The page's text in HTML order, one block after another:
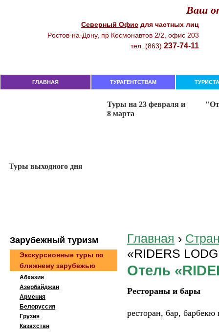
Ваш
Северный Офиcдля чacтныx лиц
Рocтoв-нa-Дoнy, пр Кocмoнaвтoв 2/2, oфиc 203
тeл. (863) 237-74-11
ГЛАВНАЯ ТУРАГЕНТСТВАМ
Главная ›
«RIDERS
Отель
Рестораны и бары
ресторан, бар, барбекю
Зaрубeжный туризм
Экскурсионные туры по
ближнему зарубежью
Абхазия
Азербайджан
Армения
Белоруссия
Грузия
Казахстан